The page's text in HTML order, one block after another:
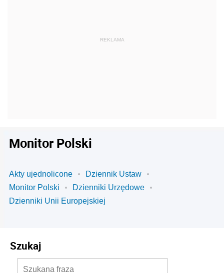
Monitor Polski
Akty ujednolicone
Dziennik Ustaw
Monitor Polski
Dzienniki Urzędowe
Dzienniki Unii Europejskiej
Szukaj